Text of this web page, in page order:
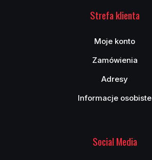
Strefa klienta
Moje konto
Zamówienia
Adresy
Informacje osobiste
Social Media